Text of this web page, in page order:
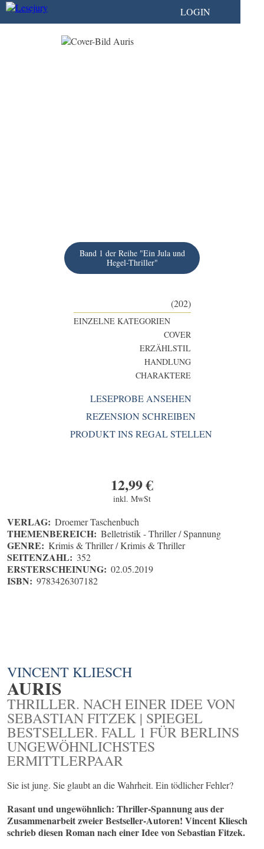
LOGIN
Band 1 der Reihe "Ein Jula und
Hegel-Thriller"
(202)
EINZELNE KATEGORIEN
COVER
ERZÄHLSTIL
HANDLUNG
CHARAKTERE
LESEPROBE ANSEHEN
REZENSION SCHREIBEN
PRODUKT INS REGAL STELLEN
12,99€
inkl. MwSt
VERLAG: Droemer Taschenbuch
THEMENBEREICH: Belletristik - Thriller / Spannung
GENRE: Krimis & Thriller / Krimis & Thriller
SEITENZAHL: 352
ERSTERSCHEINUNG: 02.05.2019
ISBN: 9783426307182
VINCENT KLIESCH
AURIS
THRILLER. NACH EINER IDEE VON
SEBASTIAN FITZEK | SPIEGEL
BESTSELLER. FALL 1 FÜR BERLINS
UNGEWÖHNLICHSTES
ERMITTLERPAAR
Sie ist jung. Sie glaubt an die Wahrheit. Ein tödlicher Fehler?
Rasant und ungewöhnlich: Thriller-Spannung aus der
Zusammenarbeit zweier Bestseller-Autoren! Vincent Kliesch
schrieb diesen Roman nach einer Idee von Sebastian Fitzek.